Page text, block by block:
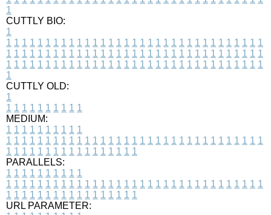
1
CUTTLY BIO:
1
1 1 1 1 1 1 1 1 1 1 1 1 1 1 1 1 1 1 1 1 1 1 1 1 1 1 1 1 1 1 1 1 1
1 1 1 1 1 1 1 1 1 1 1 1 1 1 1 1 1 1 1 1 1 1 1 1 1 1 1 1 1 1 1 1 1
1 1 1 1 1 1 1 1 1 1 1 1 1 1 1 1 1 1 1 1 1 1 1 1 1 1 1 1 1 1 1 1 1
1
CUTTLY OLD:
1
1 1 1 1 1 1 1 1 1 1
MEDIUM:
1 1 1 1 1 1 1 1 1 1
1 1 1 1 1 1 1 1 1 1 1 1 1 1 1 1 1 1 1 1 1 1 1 1 1 1 1 1 1 1 1 1 1
1 1 1 1 1 1 1 1 1 1 1 1 1 1 1 1 1
PARALLELS:
1 1 1 1 1 1 1 1 1 1
1 1 1 1 1 1 1 1 1 1 1 1 1 1 1 1 1 1 1 1 1 1 1 1 1 1 1 1 1 1 1 1 1
1 1 1 1 1 1 1 1 1 1 1 1 1 1 1 1 1
URL PARAMETER: